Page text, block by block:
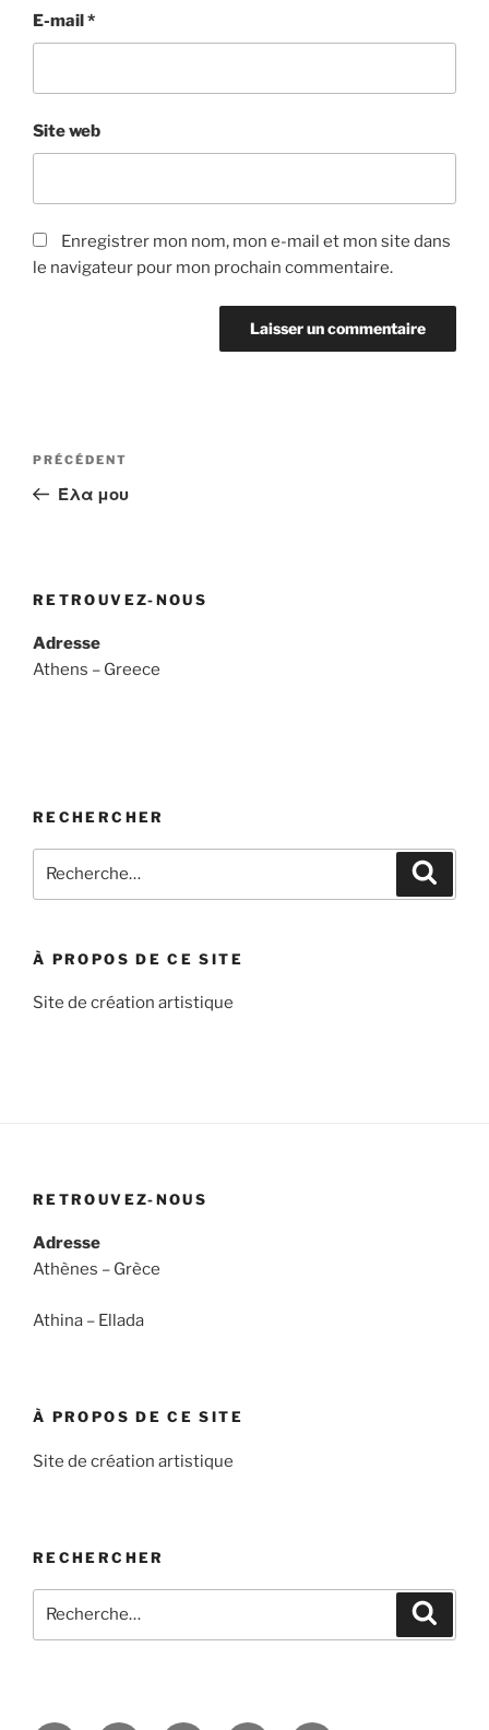
E-mail*
Site web
Enregistrer mon nom, mon e-mail et mon site dans
le navigateur pour mon prochain commentaire.
Navigation
l’article
Article
précédent
PRÉCÉDENT
Έλα μου
RETROUVEZ-NOUS
Adresse
Athens – Greece
RECHERCHER
pour
À PROPOS DE CE SITE
Site de création artistique
RETROUVEZ-NOUS
Adresse
Athènes – Grèce
Athina – Ellada
À PROPOS DE CE SITE
Site de création artistique
RECHERCHER
pour